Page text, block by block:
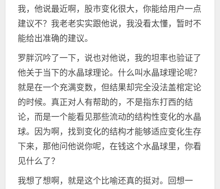
我，他说最近啊，股市变化很大，你能给用户一点
建议不？我老老实实跟他说，我没看太懂，暂时不
能给出准确的建议。
罗胖沉吟了一下，说也对他说，我的坦率也验证了
他关于当下的水晶球理论。什么叫水晶球理论呢？
就是在一个充满变数，但结果却完全没法盖棺定论
的时候。真正对人有帮助的，不是指东打西的结
论，而是一个能看见那些流动的结构性变化的水晶
球。因为啊，找到变化的结构才能够适应变化生存
下来，那他问他说你呢，在钱这个水晶球里，你看
见什么了？
我想了想啊，就是这个比喻还真的挺对。回想一